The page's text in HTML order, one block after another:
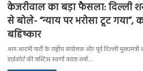
केजरीवाल का बड़ा फैसला: दिल्ली
से बोले- “न्याय पर भरोसा टूट गया”,
बहिष्कार
आम आदमी पार्टी के राष्ट्रीय संयोजक और पूर्व दिल्ली
हाईकोर्ट की जस्टिस स्वर्णा कांता शर्मा…